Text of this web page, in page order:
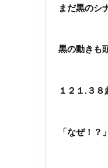
まだ黒のシ
黒の動きも
１２１.３８
「なぜ！？」